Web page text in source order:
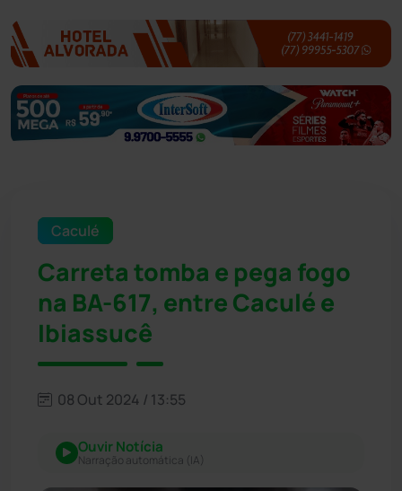
Caculé
Carreta tomba e pega fogo
na BA-617, entre Caculé e
Ibiassucê
08 Out 2024 / 13:55
Ouvir Notícia
Narração automática (IA)